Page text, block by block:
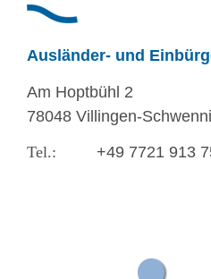
Ausländer- und
Am Hoptbühl 2
78048 Villingen-
+49 7721 913